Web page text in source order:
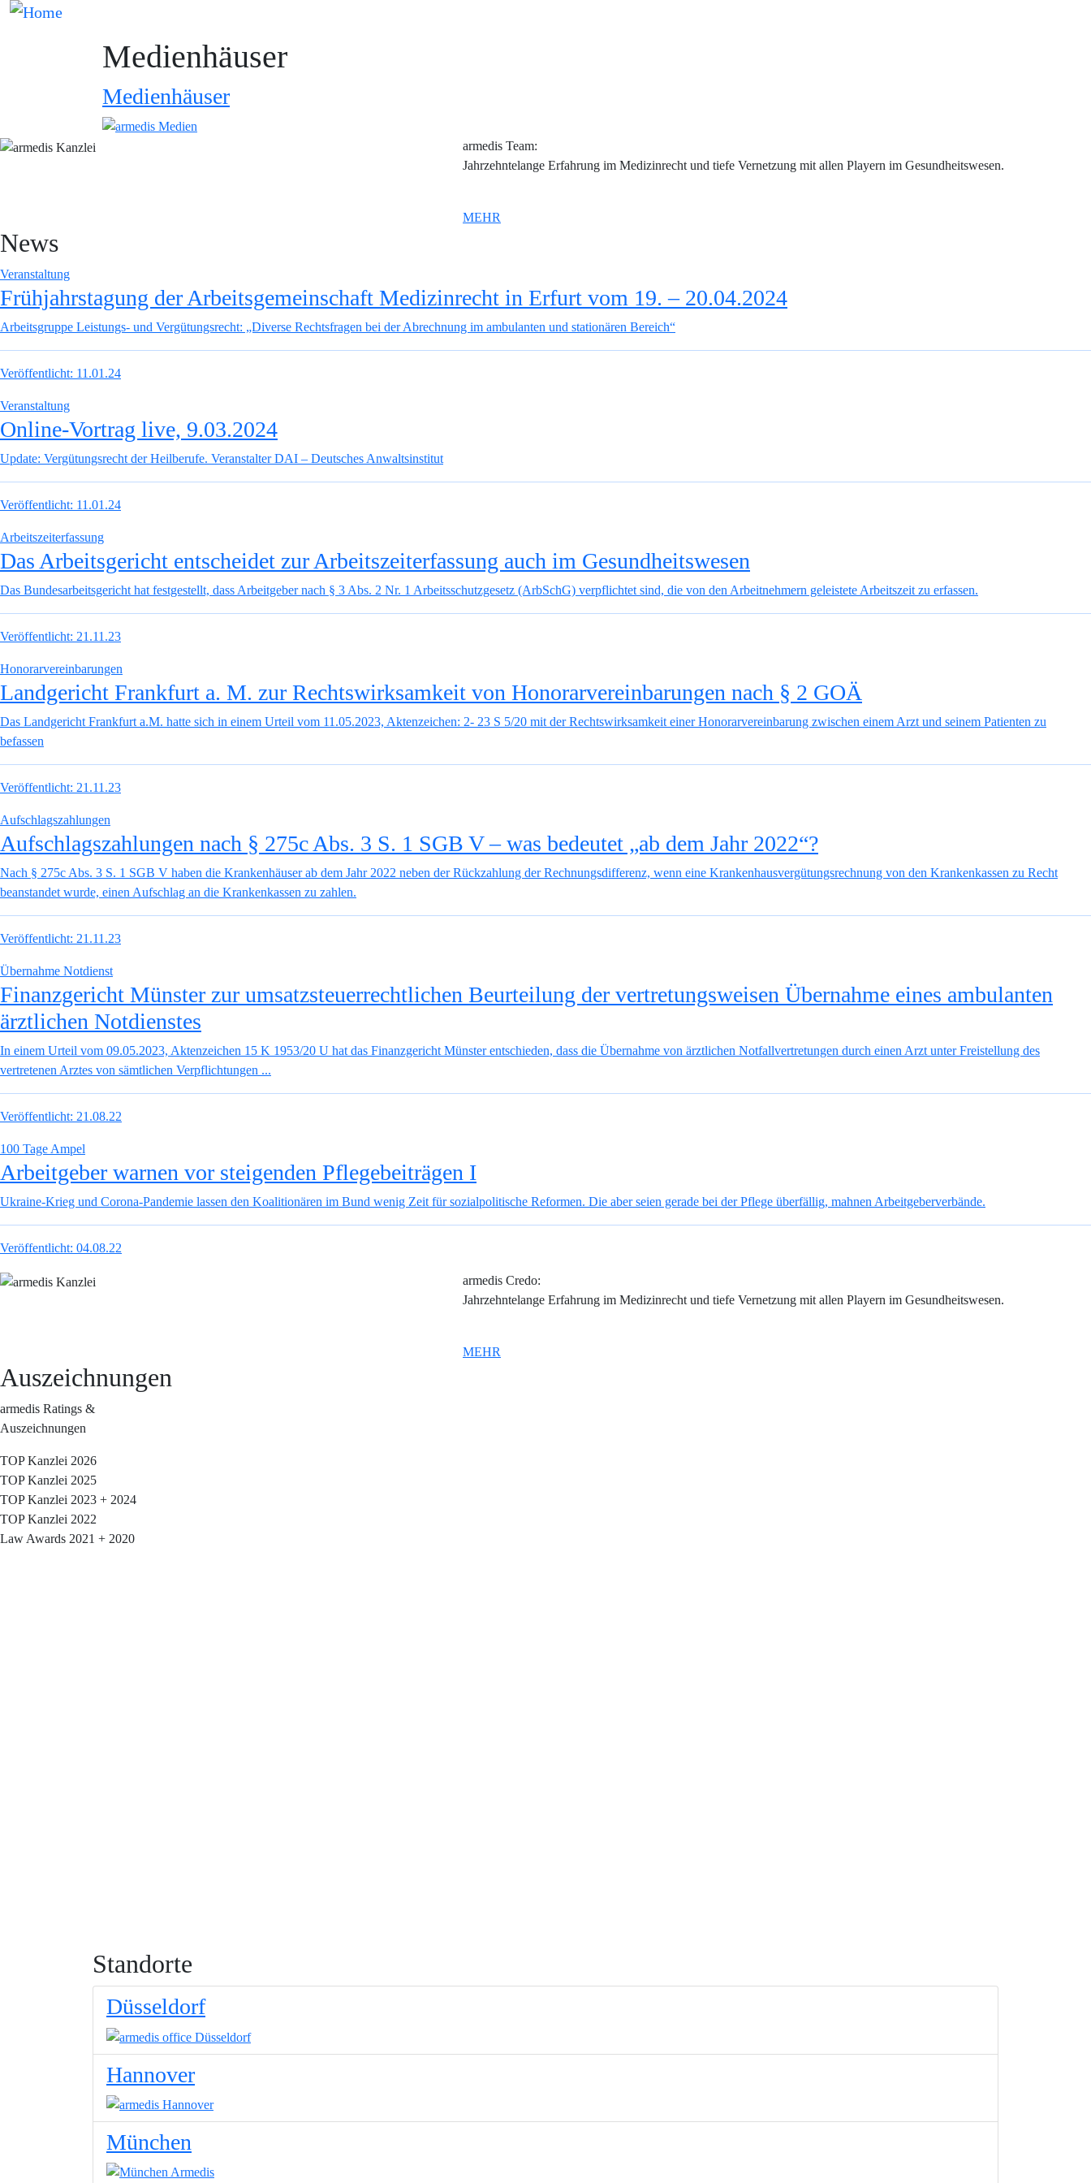
Direkt zum Inhalt
Medienhäuser
Medienhäuser
armedis Team:
Jahrzehntelange Erfahrung im Medizinrecht und tiefe Vernetzung mit allen Playern im Gesundheitswesen.
MEHR
News
Veranstaltung
Frühjahrstagung der Arbeitsgemeinschaft Medizinrecht in Erfurt vom 19. – 20.04.2024
Arbeitsgruppe Leistungs- und Vergütungsrecht: „Diverse Rechtsfragen bei der Abrechnung im ambulanten und stationären Bereich“
Veröffentlicht: 11.01.24
Veranstaltung
Online-Vortrag live, 9.03.2024
Update: Vergütungsrecht der Heilberufe. Veranstalter DAI – Deutsches Anwaltsinstitut
Veröffentlicht: 11.01.24
Arbeitszeiterfassung
Das Arbeitsgericht entscheidet zur Arbeitszeiterfassung auch im Gesundheitswesen
Das Bundesarbeitsgericht hat festgestellt, dass Arbeitgeber nach § 3 Abs. 2 Nr. 1 Arbeitsschutzgesetz (ArbSchG) verpflichtet sind, die von den Arbeitnehmern geleistete Arbeitszeit zu erfassen.
Veröffentlicht: 21.11.23
Honorarvereinbarungen
Landgericht Frankfurt a. M. zur Rechtswirksamkeit von Honorarvereinbarungen nach § 2 GOÄ
Das Landgericht Frankfurt a.M. hatte sich in einem Urteil vom 11.05.2023, Aktenzeichen: 2- 23 S 5/20 mit der Rechtswirksamkeit einer Honorarvereinbarung zwischen einem Arzt und seinem Patienten zu
befassen
Veröffentlicht: 21.11.23
Aufschlagszahlungen
Aufschlagszahlungen nach § 275c Abs. 3 S. 1 SGB V – was bedeutet „ab dem Jahr 2022“?
Nach § 275c Abs. 3 S. 1 SGB V haben die Krankenhäuser ab dem Jahr 2022 neben der Rückzahlung der Rechnungsdifferenz, wenn eine Krankenhausvergütungsrechnung von den Krankenkassen zu Recht
beanstandet wurde, einen Aufschlag an die Krankenkassen zu zahlen.
Veröffentlicht: 21.11.23
Übernahme Notdienst
Finanzgericht Münster zur umsatzsteuerrechtlichen Beurteilung der vertretungsweisen Übernahme eines ambulanten
ärztlichen Notdienstes
In einem Urteil vom 09.05.2023, Aktenzeichen 15 K 1953/20 U hat das Finanzgericht Münster entschieden, dass die Übernahme von ärztlichen Notfallvertretungen durch einen Arzt unter Freistellung des
vertretenen Arztes von sämtlichen Verpflichtungen ...
Veröffentlicht: 21.08.22
100 Tage Ampel
Arbeitgeber warnen vor steigenden Pflegebeiträgen I
Ukraine-Krieg und Corona-Pandemie lassen den Koalitionären im Bund wenig Zeit für sozialpolitische Reformen. Die aber seien gerade bei der Pflege überfällig, mahnen Arbeitgeberverbände.
Veröffentlicht: 04.08.22
armedis Credo:
Jahrzehntelange Erfahrung im Medizinrecht und tiefe Vernetzung mit allen Playern im Gesundheitswesen.
MEHR
Auszeichnungen
armedis Ratings &
Auszeichnungen
TOP Kanzlei 2026
TOP Kanzlei 2025
TOP Kanzlei 2023 + 2024
TOP Kanzlei 2022
Law Awards 2021 + 2020
Standorte
Düsseldorf
Hannover
München